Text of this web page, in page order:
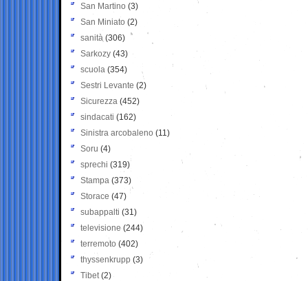
San Martino (3)
San Miniato (2)
sanità (306)
Sarkozy (43)
scuola (354)
Sestri Levante (2)
Sicurezza (452)
sindacati (162)
Sinistra arcobaleno (11)
Soru (4)
sprechi (319)
Stampa (373)
Storace (47)
subappalti (31)
televisione(244)
terremoto (402)
thyssenkrupp (3)
Tibet(2)